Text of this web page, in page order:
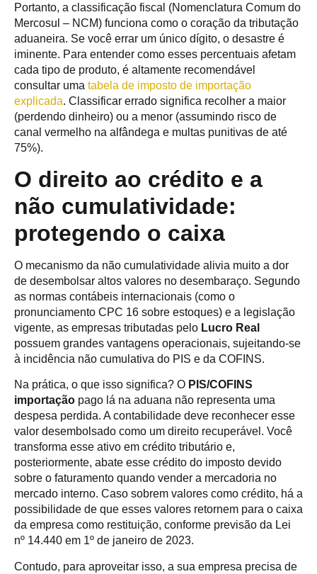
Portanto, a classificação fiscal (Nomenclatura Comum do
Mercosul – NCM) funciona como o coração da tributação
aduaneira. Se você errar um único dígito, o desastre é
iminente. Para entender como esses percentuais afetam
cada tipo de produto, é altamente recomendável
consultar uma tabela de imposto de importação
explicada. Classificar errado significa recolher a maior
(perdendo dinheiro) ou a menor (assumindo risco de
canal vermelho na alfândega e multas punitivas de até
75%).
O direito ao crédito e a
não cumulatividade:
protegendo o caixa
O mecanismo da não cumulatividade alivia muito a dor
de desembolsar altos valores no desembaraço. Segundo
as normas contábeis internacionais (como o
pronunciamento CPC 16 sobre estoques) e a legislação
vigente, as empresas tributadas pelo Lucro Real
possuem grandes vantagens operacionais, sujeitando-se
à incidência não cumulativa do PIS e da COFINS.
Na prática, o que isso significa? O PIS/COFINS
importação pago lá na aduana não representa uma
despesa perdida. A contabilidade deve reconhecer esse
valor desembolsado como um direito recuperável. Você
transforma esse ativo em crédito tributário e,
posteriormente, abate esse crédito do imposto devido
sobre o faturamento quando vender a mercadoria no
mercado interno. Caso sobrem valores como crédito, há a
possibilidade de que esses valores retornem para o caixa
da empresa como restituição, conforme previsão da Lei
nº 14.440 em 1º de janeiro de 2023.
Contudo, para aproveitar isso, a sua empresa precisa de